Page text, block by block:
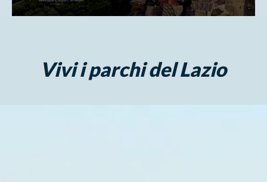
Vivi i parchi del Lazio